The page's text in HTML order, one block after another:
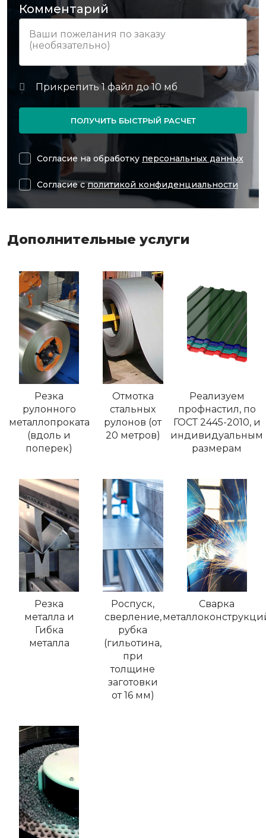
Комментарий
ПОЛУЧИТЬ БЫСТРЫЙ РАСЧЕТ
Согласие на обработку персональных данных
Согласие сполитикой конфиденциальности
Дополнительные услуги
Резка
рулонного
металлопроката
(вдоль и
поперек)
Отмотка
стальных
рулонов (от
20 метров)
Реализуем
профнастил, по
ГОСТ 2445-2010, и
индивидуальным
размерам
Резка
металла и
Гибка
металла
Роспуск,
сверление,
рубка
(гильотина,
при
толщине
заготовки
от 16 мм)
Сварка